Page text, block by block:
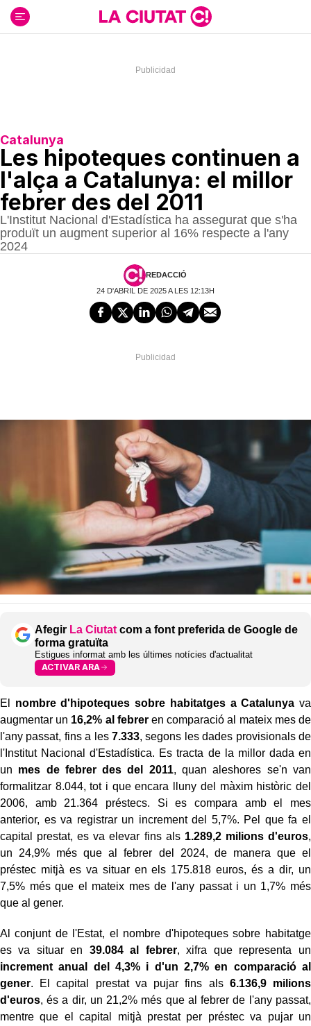
contenido
Catalunya
Les hipoteques continuen a
l'alça a Catalunya: el millor
febrer des del 2011
L'Institut Nacional d'Estadística ha assegurat que s'ha
produït un augment superior al 16% respecte a l'any
2024
REDACCIÓ
24 D'ABRIL DE 2025 A LES 12:13H
Afegir La Ciutat com a font preferida de Google de
forma gratuïta
Estigues informat amb les últimes notícies d'actualitat
ACTIVAR ARA
El nombre d'hipoteques sobre habitatges a Catalunya va
augmentar un 16,2% al febreren comparació al mateix mes de
l'any passat, fins a les 7.333, segons les dades provisionals de
l'Institut Nacional d'Estadística. Es tracta de la millor dada en
un mes de febrer des del 2011, quan aleshores se'n van
formalitzar 8.044, tot i que encara lluny del màxim històric del
2006, amb 21.364 préstecs. Si es compara amb el mes
anterior, es va registrar un increment del 5,7%. Pel que fa el
capital prestat, es va elevar fins als1.289,2 milions d'euros,
un 24,9% més que al febrer del 2024, de manera que el
préstec mitjà es va situar en els 175.818 euros, és a dir, un
7,5% més que el mateix mes de l'any passat i un 1,7% més
que al gener.
Al conjunt de l'Estat, el nombre d'hipoteques sobre habitatge
es va situar en 39.084 al febrer, xifra que representa un
increment anual del 4,3% i d'un 2,7% en comparació al
gener. El capital prestat va pujar fins als 6.136,9 milions
d'euros, és a dir, un 21,2% més que al febrer de l'any passat,
mentre que el capital mitjà prestat per préstec va pujar un